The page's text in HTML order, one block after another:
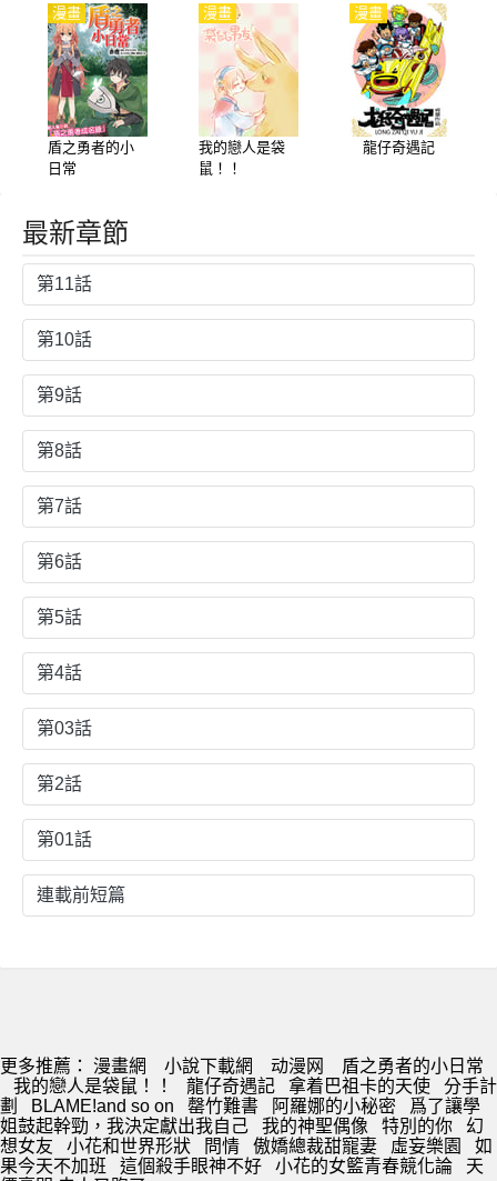
盾之勇者的小
日常
漫畫
我的戀人是袋
鼠！！
漫畫
龍仔奇遇記
漫畫
最新章節
第11話
第10話
第9話
第8話
第7話
第6話
第5話
第4話
第03話
第2話
第01話
連載前短篇
更多推薦： 漫畫網 小說下載網 动漫网
盾之勇者的小日常
我的戀人是袋鼠！！
龍仔奇遇記 拿着巴祖卡的天使
分手計
劃
BLAME!and so on 罄竹難書 阿羅娜的小秘密
爲了讓學
姐鼓起幹勁，我決定獻出我自己
我的神聖偶像 特別的你
幻
想女友
小花和世界形狀 問情 傲嬌總裁甜寵妻 虛妄樂園
如
果今天不加班
這個殺手眼神不好 小花的女籃青春競化論
天